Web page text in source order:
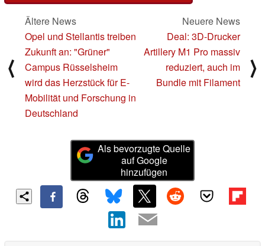
⟨
Ältere News
Opel und Stellantis treiben
Zukunft an: "Grüner"
Campus Rüsselsheim
wird das Herzstück für E-
Mobilität und Forschung in
Deutschland
Neuere News
Deal: 3D-Drucker
Artillery M1 Pro massiv
reduziert, auch im
Bundle mit Filament
⟩
Als bevorzugte Quelle
auf Google
hinzufügen